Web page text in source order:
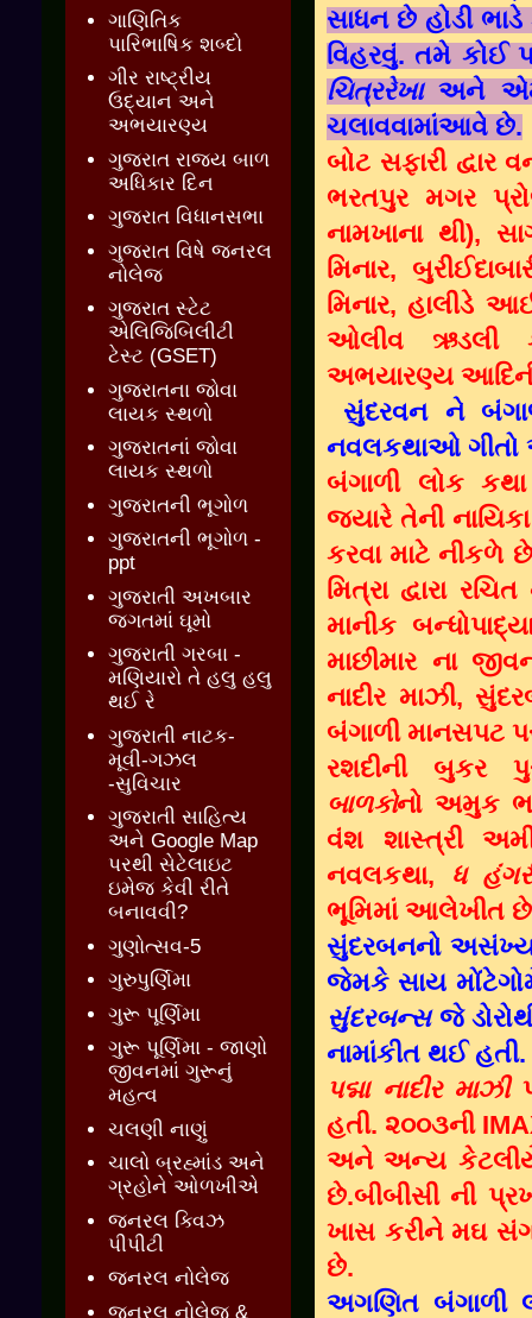
સાધન છે હોડી
વિહરવું. તમે કોઈ
ચિત્રરેખાઅને
ચલાવવામાંઆવે છે.
બોટ સફારી
ભરતપુર મગર
નામખાના થી),
મિનાર,
મિનાર, હાલીડે
ઓલીવ ઋડલી
અભયારણ્ય
સુંદરવન ને
નવલકથાઓ ગીતો
બંગાળી લોક
જ્યારે તેની
કરવા માટે
મિત્રા દ્વારા
માનીક
માછીમાર ના
નાદીર માઝી,
બંગાળી માનસપટ
રશદીની બુકર
બાળકોનો અમુક
વંશ શાસ્ત્રી
નવલકથા, ધ
ભૂમિમાં આલેખીત
સુંદરબનનો
જેમકે સાય
સુંદરબન્સજે
નામાંકીત થઈ હતી.
પદ્મા નાદીર માઝી
હતી. ૨૦૦૩ની
અને અન્ય
છે.બીબીસી ની
ખાસ કરીને મઘ
છે.
અગણિત બંગાળી
ગાણિતિક
પારિભાષિક શબ્દો
ગીર રાષ્ટ્રીય
ઉદ્યાન અને
અભયારણ્ય
ગુજરાત રાજ્ય બાળ
અધિકાર દિન
ગુજરાત વિધાનસભા
ગુજરાત વિષે જનરલ
નોલેજ
ગુજરાત સ્ટેટ
એલિજિબિલીટી
ટેસ્ટ (GSET)
ગુજરાતના જોવા
લાયક સ્થળો
ગુજરાતનાં જોવા
લાયક સ્થળો
ગુજરાતની ભૂગોળ
ગુજરાતની ભૂગોળ -
ppt
ગુજરાતી અખબાર
જગતમાં ઘૂમો
ગુજરાતી ગરબા -
મણિયારો તે હલુ હલુ
થઈ રે
ગુજરાતી નાટક-
મૂવી-ગઝલ
-સુવિચાર
ગુજરાતી સાહિત્ય
અને Google Map
પરથી સેટેલાઇટ
ઇમેજ કેવી રીતે
બનાવવી?
ગુણોત્સવ-5
ગુરુપુર્ણિમા
ગુરૂ પૂર્ણિમા
ગુરૂ પૂર્ણિમા - જાણો
જીવનમાં ગુરૂનું
મહત્વ
ચલણી નાણું
ચાલો બ્રહ્માંડ અને
ગ્રહોને ઓળખીએ
જનરલ ક્વિઝ
પીપીટી
જનરલ નોલેજ
જનરલ નોલેજ &